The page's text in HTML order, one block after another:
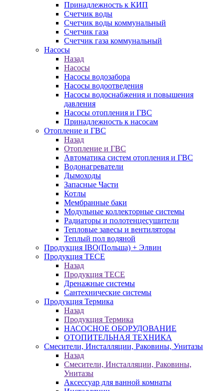
Принадлежность к КИП
Счетчик воды
Счетчик воды коммунальный
Счетчик газа
Счетчик газа коммунальный
Насосы
Назад
Насосы
Насосы водозабора
Насосы водоотведения
Насосы водоснабжения и повышения
давления
Насосы отопления и ГВС
Принадлежность к насосам
Отопление и ГВС
Назад
Отопление и ГВС
Автоматика систем отопления и ГВС
Водонагреватели
Дымоходы
Запасные Части
Котлы
Мембранные баки
Модульные коллекторные системы
Радиаторы и полотенцесушители
Тепловые завесы и вентиляторы
Теплый пол водяной
Продукция IBO(Польша) + Элвин
Продукция TECE
Назад
Продукция TECE
Дренажные системы
Сантехнические системы
Продукция Термика
Назад
Продукция Термика
НАСОСНОЕ ОБОРУДОВАНИЕ
ОТОПИТЕЛЬНАЯ ТЕХНИКА
Смесители, Инсталляции, Раковины, Унитазы
Назад
Смесители, Инсталляции, Раковины,
Унитазы
Аксессуар для ванной комнаты